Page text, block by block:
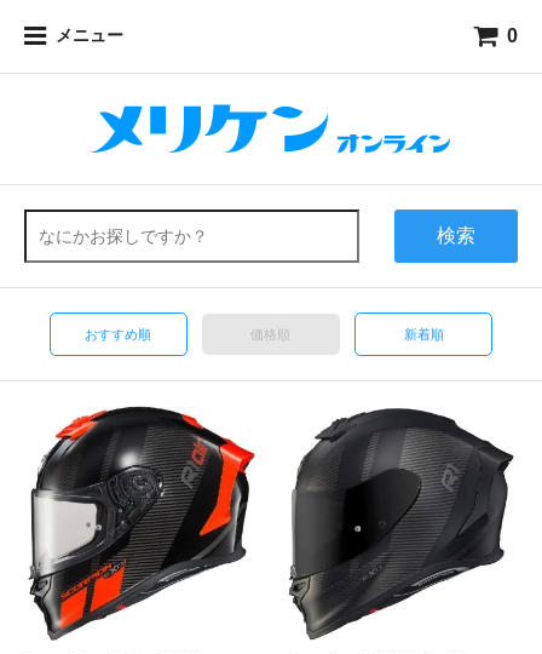
メニュー 0
検索
おすすめ順 価格順 新着順